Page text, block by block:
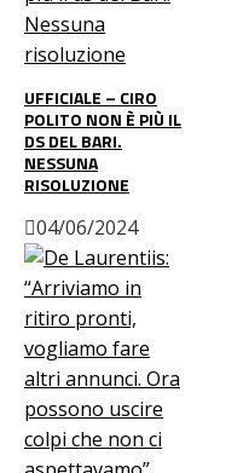
UFFICIALE – CIRO
POLITO NON È PIÙ IL
DS DEL BARI.
NESSUNA
RISOLUZIONE
04/06/2024